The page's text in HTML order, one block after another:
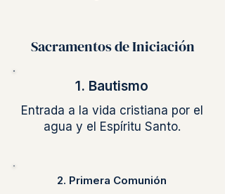
Sacramentos de Iniciación
1. Bautismo
Entrada a la vida cristiana por el
agua y el Espíritu Santo.
2. Primera Comunión